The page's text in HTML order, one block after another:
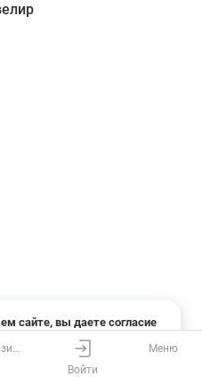
сайте, вы даете согласие
файлов cookies и сбор данных
Корзина
Войти
Меню